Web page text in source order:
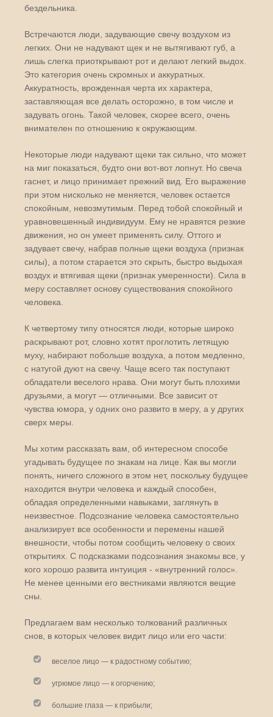
бездельника.
Встречаются люди, задувающие свечу воздухом из
легких. Они не надувают щек и не вытягивают губ, а
лишь слегка приоткрывают рот и делают легкий выдох.
Это категория очень скромных и аккуратных.
Аккуратность, врожденная черта их характера,
заставляющая все делать осторожно, в том числе и
задувать огонь. Такой человек, скорее всего, очень
внимателен по отношению к окружающим.
Некоторые люди надувают щеки так сильно, что может
на миг показаться, будто они вот-вот лопнут. Но свеча
гаснет, и лицо принимает прежний вид. Его выражение
при этом нисколько не меняется, человек остается
спокойным, невозмутимым. Перед тобой спокойный и
уравновешенный индивидуум. Ему не нравятся резкие
движения, но он умеет применять силу. Оттого и
задувает свечу, набрав полные щеки воздуха (признак
силы), а потом старается это скрыть, быстро выдыхая
воздух и втягивая щеки (признак умеренности). Сила в
меру составляет основу существования спокойного
человека.
К четвертому типу относятся люди, которые широко
раскрывают рот, словно хотят проглотить летящую
муху, набирают побольше воздуха, а потом медленно,
с натугой дуют на свечу. Чаще всего так поступают
обладатели веселого нрава. Они могут быть плохими
друзьями, а могут — отличными. Все зависит от
чувства юмора, у одних оно развито в меру, а у других
сверх меры.
Мы хотим рассказать вам, об интересном способе
угадывать будущее по знакам на лице. Как вы могли
понять, ничего сложного в этом нет, поскольку будущее
находится внутри человека и каждый способен,
обладая определенными навыками, заглянуть в
неизвестное. Подсознание человека самостоятельно
анализирует все особенности и перемены нашей
внешности, чтобы потом сообщить человеку о своих
открытиях. С подсказками подсознания знакомы все, у
кого хорошо развита интуиция - «внутренний голос».
Не менее ценными его вестниками являются вещие
сны.
Предлагаем вам несколько толкований различных
снов, в которых человек видит лицо или его части:
веселое лицо — к радостному событию;
угрюмое лицо — к огорчению;
большие глаза — к прибыли;